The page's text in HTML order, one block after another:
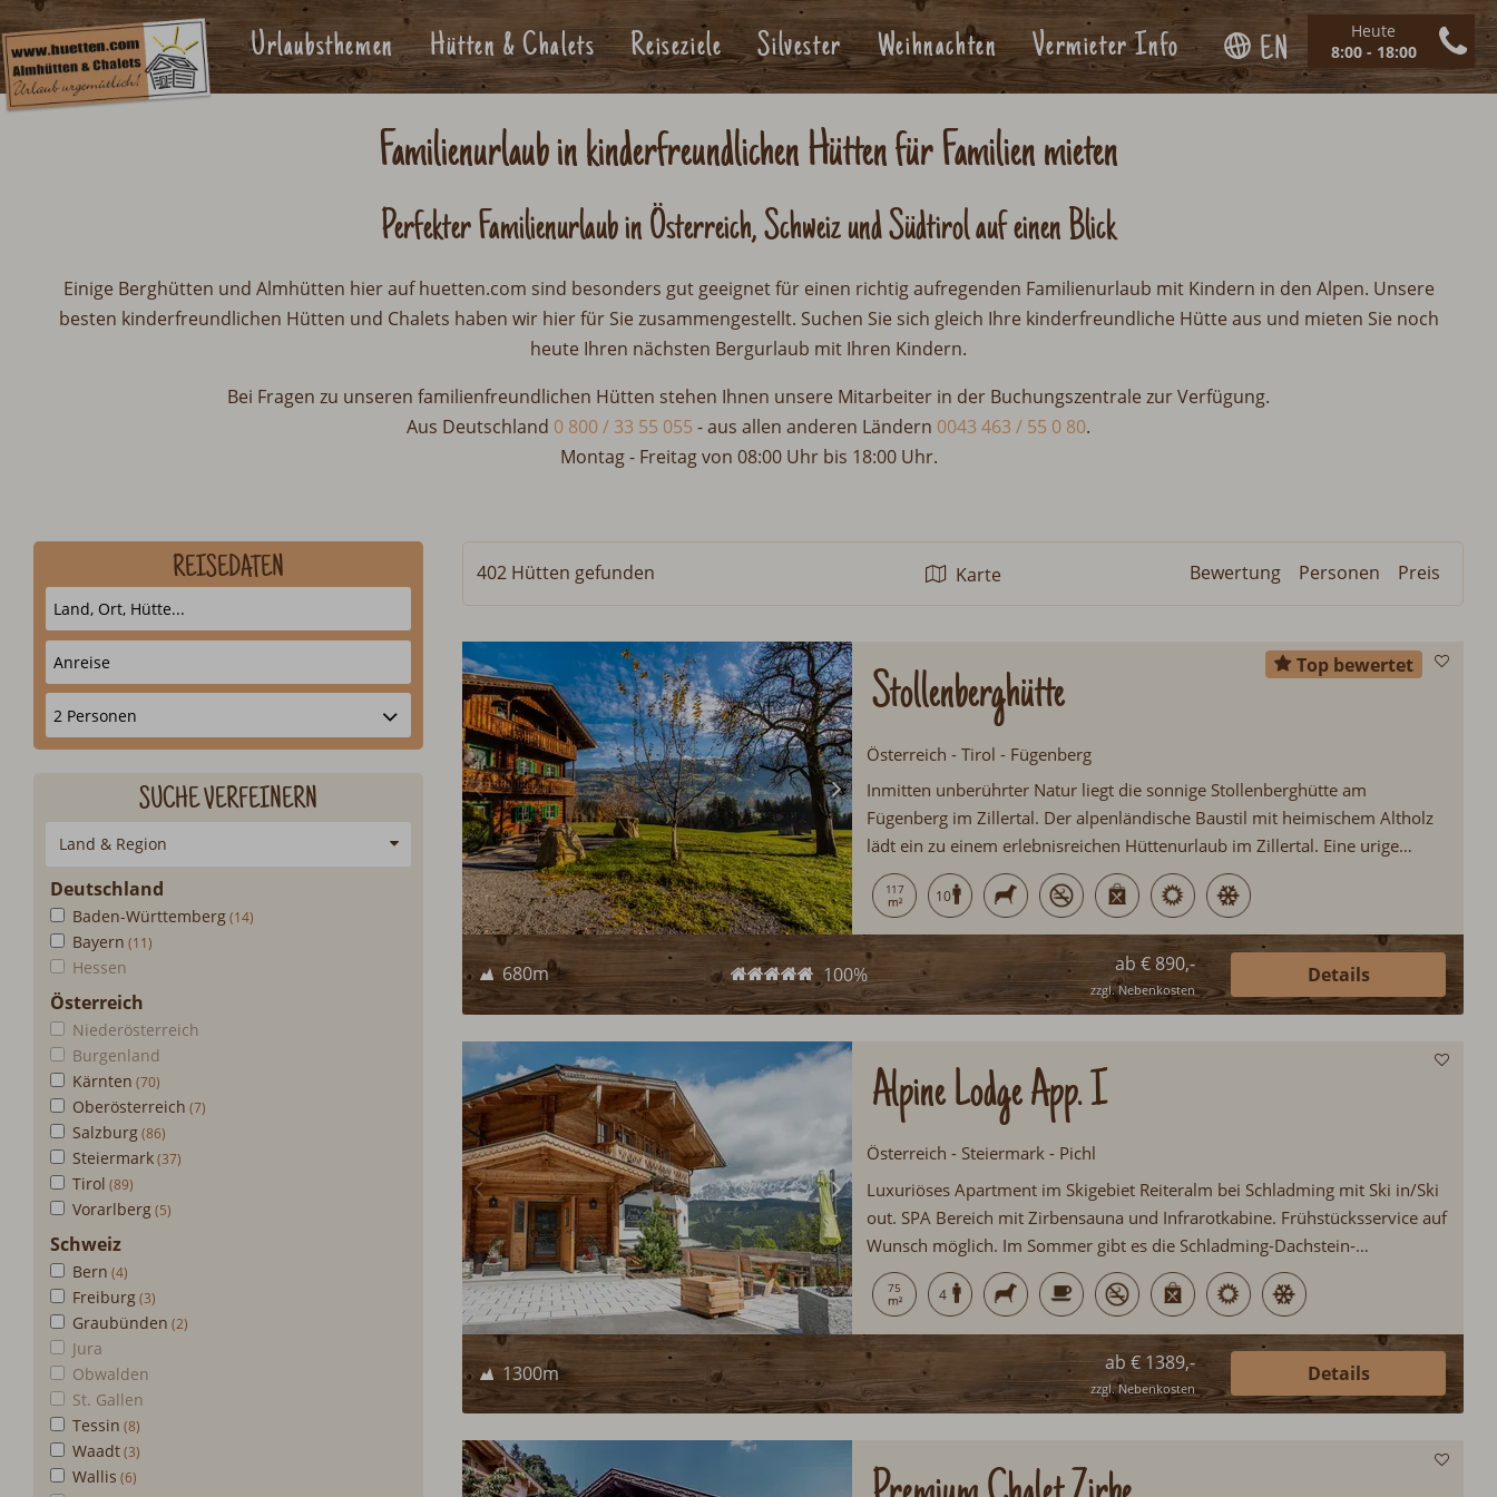
Heute
8:00 - 18:00
Urlaubsthemen Hütten & Chalets Reiseziele Silvester Weihnachten Vermieter Info EN
Familienurlaub in kinderfreundlichen Hütten für Familien mieten
Perfekter Familienurlaub in Österreich, Schweiz und Südtirolauf einen Blick
Einige Berghütten und Almhütten hier auf huetten.com sind besonders gut geeignet für einen richtig aufregenden Familienurlaub mit Kindern in den Alpen. Unsere
besten kinderfreundlichen Hütten und Chalets haben wir hier für Sie zusammengestellt. Suchen Sie sich gleich Ihre kinderfreundliche Hütte aus und mieten Sie noch
heute Ihren nächsten Bergurlaub mit Ihren Kindern.
Bei Fragen zu unseren familienfreundlichen Hütten stehen Ihnen unsere Mitarbeiter in der Buchungszentrale zur Verfügung.
Aus Deutschland 0 800 / 33 55 055 -aus allen anderen Ländern 0043 463 / 55 0 80.
Montag- Freitag von 08:00 Uhr bis 18:00 Uhr.
REISEDATEN
SUCHE VERFEINERN
Land & Region
Deutschland
Baden-Württemberg
Bayern
Hessen
Österreich
Niederösterreich
Burgenland
Kärnten
Oberösterreich
Salzburg
Steiermark
Tirol
Vorarlberg
Schweiz
Bern
Freiburg
Graubünden
Jura
Obwalden
St. Gallen
Tessin
Waadt
Wallis
402 Hütten gefunden Karte Bewertung Personen Preis
Stollenberghütte
Top bewertet
Österreich - Tirol - Fügenberg
Inmitten unberührter Natur liegt die sonnige Stollenberghütte am
Fügenberg im Zillertal. Der alpenländische Baustil mit heimischem Altholz
lädt ein zu einem erlebnisreichen Hüttenurlaub im Zillertal. Eine urige
Bauernstube mit Kachelofen, ein alter Holzherd sowie eine Infrarotkabine
lassen keine Urlaubswünsche offen...
117 10
680m 100% ab € 890,-
zzgl. Nebenkosten
Details
Alpine Lodge App. I
Österreich - Steiermark - Pichl
Luxuriöses Apartment im Skigebiet Reiteralm bei Schladming mit Ski in/Ski
out. SPA Bereich mit Zirbensauna und Infrarotkabine. Frühstücksservice auf
Wunsch möglich. Im Sommer gibt es die Schladming-Dachstein-
Sommercard mit zahlreichen Attraktionen für alle Gäste. Großer
Abenteuerspielplatz für Kinder...
75 4
1300m ab € 1389,-
zzgl. Nebenkosten
Details